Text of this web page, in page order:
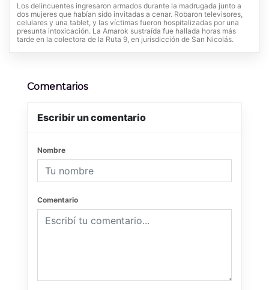
Los delincuentes ingresaron armados durante la madrugada junto a
dos mujeres que habían sido invitadas a cenar. Robaron televisores,
celulares y una tablet, y las víctimas fueron hospitalizadas por una
presunta intoxicación. La Amarok sustraída fue hallada horas más
tarde en la colectora de la Ruta 9, en jurisdicción de San Nicolás.
Comentarios
Escribir un comentario
Nombre
Comentario